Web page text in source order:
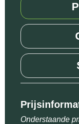
Onderstaande